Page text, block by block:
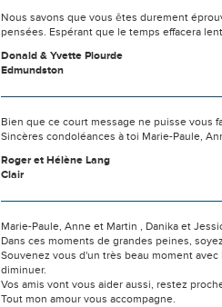
Nous savons que vous êtes durement
pensées. Espérant que le temps effacera
Donald & Yvette Plourde
Edmundston
Bien que ce court message ne puisse vous
Sincères condoléances à toi Marie-Paule,
Roger et Hélène Lang
Clair
Marie-Paule, Anne et Martin , Danika et
Dans ces moments de grandes peines,
Souvenez vous d'un très beau moment
diminuer.
Vos amis vont vous aider aussi, restez
Tout mon amour vous accompagne.